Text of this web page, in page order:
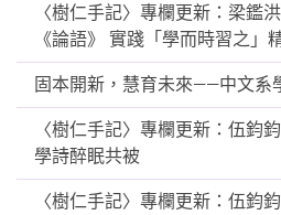
〈樹仁手記〉專欄更新：梁鑑
《論語》 實踐「學而時習之」
固本開新，慧育未來——中文系
〈樹仁手記〉專欄更新：伍鈞
學詩醉眠共被
〈樹仁手記〉專欄更新：伍鈞